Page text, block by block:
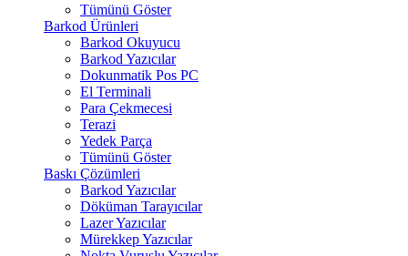
Tümünü Göster
Barkod Ürünleri
Barkod Okuyucu
Barkod Yazıcılar
Dokunmatik Pos PC
El Terminali
Para Çekmecesi
Terazi
Yedek Parça
Tümünü Göster
Baskı Çözümleri
Barkod Yazıcılar
Döküman Tarayıcılar
Lazer Yazıcılar
Mürekkep Yazıcılar